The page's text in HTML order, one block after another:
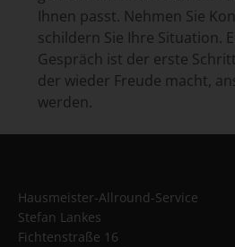
Ihnen passt. Nehmen Sie
schildern Sie Ihre Situation.
Gespräch ist der erste
der wieder Freude macht,
werden.
Hausmeister-Allround-Service
Stefan Lankes
Fichtenstraße 16